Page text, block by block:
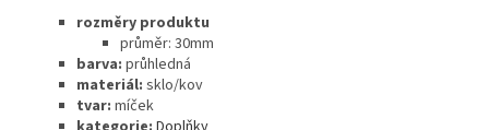
rozměry produktu
průměr: 30mm
barva: průhledná
materiál: sklo/kov
tvar: míček